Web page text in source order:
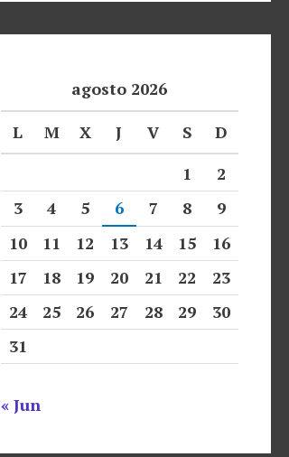
agosto 2026
L
M X J V S
D
1
2
3
4 5 6 7 8
9
10
11 12 13 14 15
16
17
18 19 20 21 22
23
24
25 26 27 28 29
30
31
« Jun